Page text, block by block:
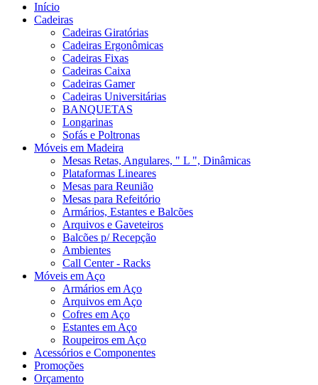
Início
Cadeiras
Cadeiras Giratórias
Cadeiras Ergonômicas
Cadeiras Fixas
Cadeiras Caixa
Cadeiras Gamer
Cadeiras Universitárias
BANQUETAS
Longarinas
Sofás e Poltronas
Móveis em Madeira
Mesas Retas, Angulares, " L ", Dinâmicas
Plataformas Lineares
Mesas para Reunião
Mesas para Refeitório
Armários, Estantes e Balcões
Arquivos e Gaveteiros
Balcões p/ Recepção
Ambientes
Call Center - Racks
Móveis em Aço
Armários em Aço
Arquivos em Aço
Cofres em Aço
Estantes em Aço
Roupeiros em Aço
Acessórios e Componentes
Promoções
Orçamento